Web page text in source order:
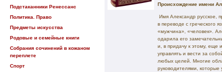
Подстаканники Ренессанс
Политика. Право
Предметы искусства
Родовые и семейные книги
Собрания сочинений в кожаном
переплете
Спорт
Происхождение имени
Имя Александр русское,
в переводе с греческого
«мужчина», «человек».
одарила его
и, в придачу к этому, еще
управлять и вести за
любых целей. Многие
руководителями,